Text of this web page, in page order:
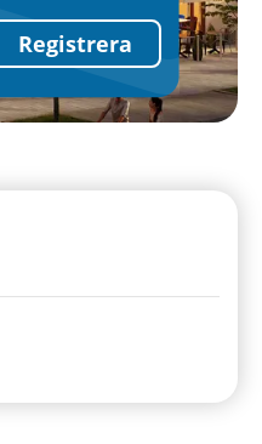
Registrera